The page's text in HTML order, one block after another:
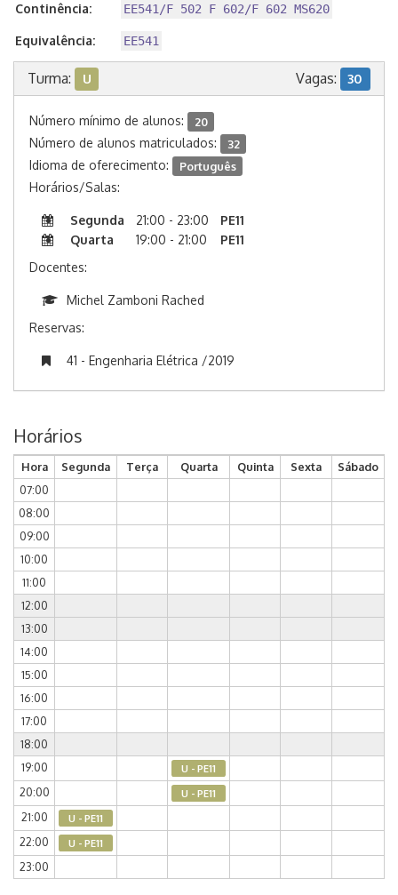
Continência: EE541/F 502 F 602/F 602 MS620
Equivalência: EE541
Turma: U Vagas: 30
Número mínimo de alunos: 20
Número de alunos matriculados: 32
Idioma de oferecimento: Português
Horários/Salas:
Segunda 21:00 - 23:00
PE11
Quarta
19:00 - 21:00
PE11
Docentes:
Michel Zamboni Rached
Reservas:
41 - Engenharia Elétrica /2019
Horários
Hora Segunda Terça Quarta Quinta Sexta
Sábado
07:00
08:00
09:00
10:00
11:00
12:00
13:00
14:00
15:00
16:00
17:00
18:00
19:00
U - PE11
20:00 U - PE11
21:00 U - PE11
22:00 U - PE11
23:00